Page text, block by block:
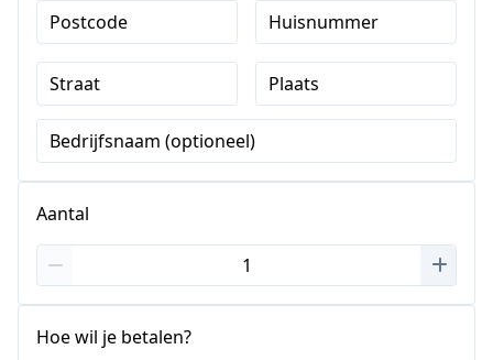
Postcode Huisnummer
Straat Plaats
Bedrijfsnaam (optioneel)
Aantal
Hoe wil je betalen?